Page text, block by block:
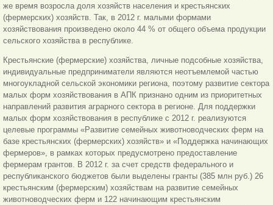
же время возросла доля хозяйств населения и крестьянских
(фермерских) хозяйств. Так, в 2012 г. малыми формами
хозяйствования произведено около 44 % от общего объема продукции
сельского хозяйства в республике.
Крестьянские (фермерские) хозяйства, личные подсобные хозяйства,
индивидуальные предприниматели являются неотъемлемой частью
многоукладной сельской экономики региона, поэтому развитие сектора
малых форм хозяйствования в АПК признано одним из приоритетных
направлений развития аграрного сектора в регионе. Для поддержки
малых форм хозяйствования в республике с 2012 г. реализуются
целевые программы «Развитие семейных животноводческих ферм на
базе крестьянских (фермерских) хозяйств» и «Поддержка начинающих
фермеров», в рамках которых предусмотрено предоставление
фермерам грантов. В 2012 г. за счет средств федерального и
республиканского бюджетов были выделены гранты (385 млн руб.) 26
крестьянским (фермерским) хозяйствам на развитие семейных
животноводческих ферм и 122 начинающим крестьянским